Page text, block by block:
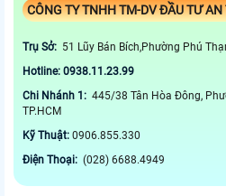
CÔNG TY TNHH TM-DV ĐẦU TƯ
Trụ Sở: 51 Lũy Bán Bích,Phường Phú
Hotline: 0938.11.23.99
Chi Nhánh 1: 445/38 Tân Hòa Đông,
TP.HCM
Kỹ Thuật: 0906.855.330
Điện Thoại: (028) 6688.4949